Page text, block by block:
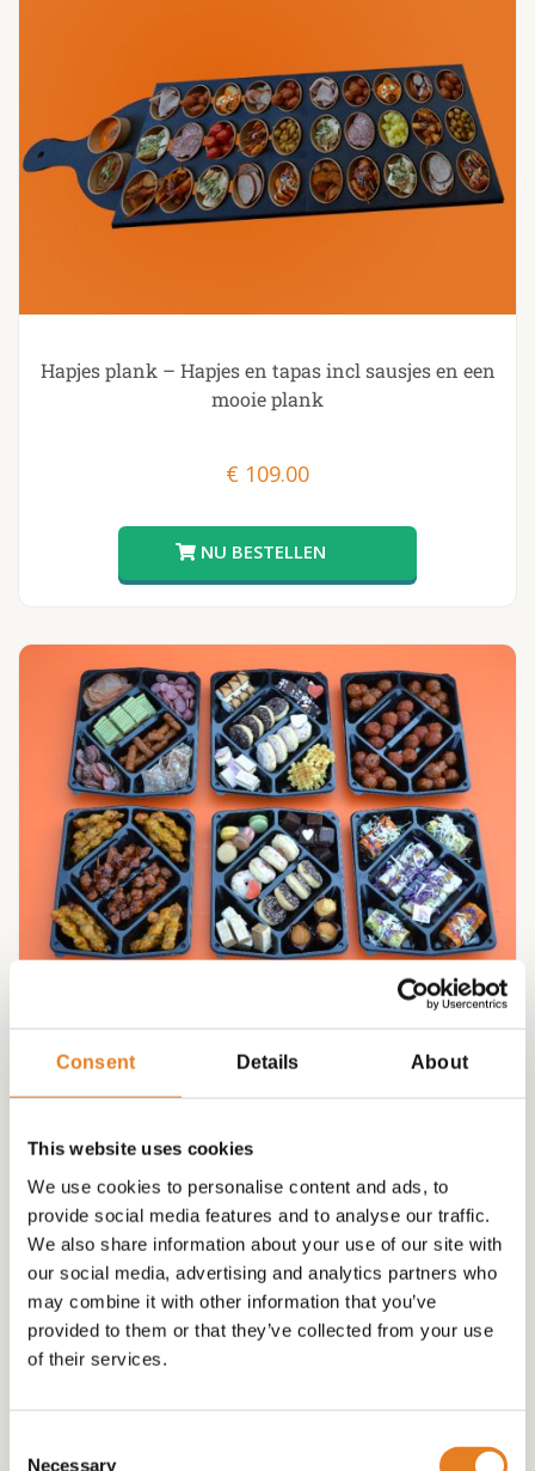
Consent Details About
This website uses cookies
We use cookies to personalise content and ads, to
provide social media features and to analyse our traffic.
We also share information about your use of our site with
our social media, advertising and analytics partners who
may combine it with other information that you’ve
provided to them or that they’ve collected from your use
of their services.
Necessary
Hapjes plank – Hapjes en tapas incl sausjes en een
mooie plank
€ 109.00
HAPJESBOX 3 VEEL VERSCHILLENDE HAPJES
(gratis thuisbezorgd) √ wraps √ sate √
€